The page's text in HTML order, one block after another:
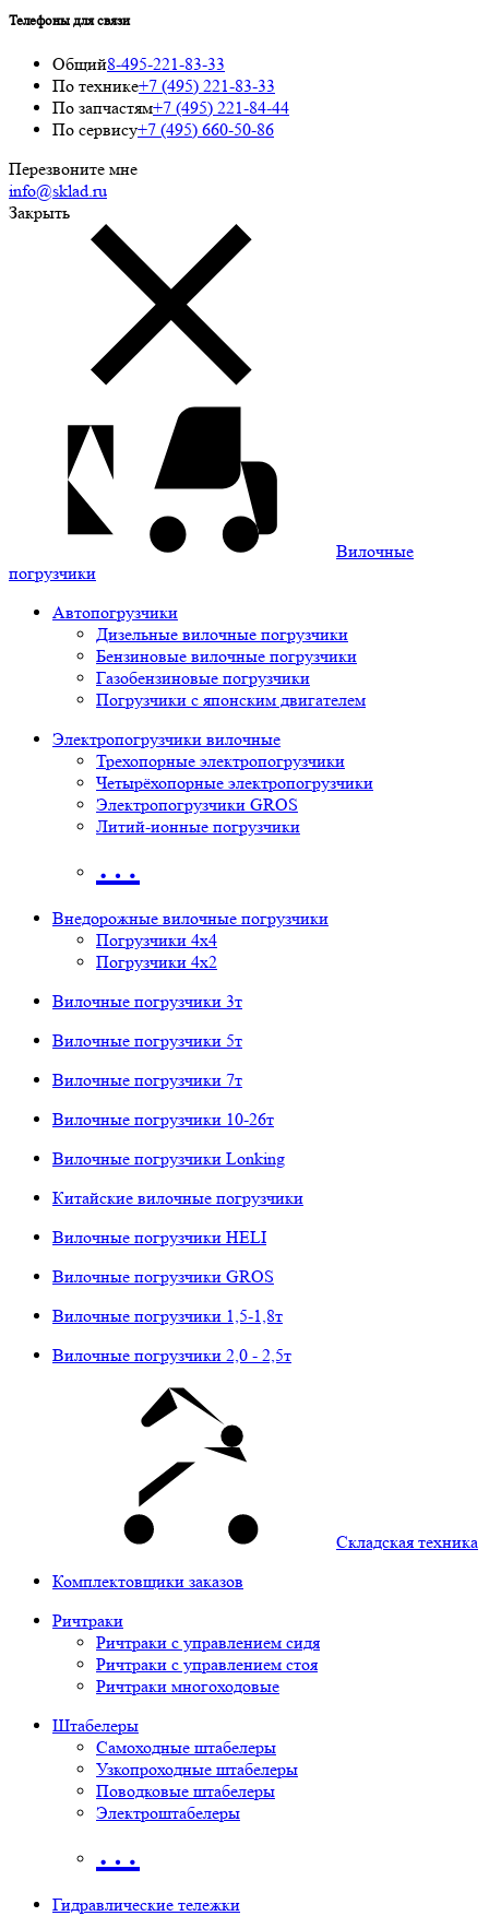
Телефоны для связи
Общий8-495-221-83-33
По технике+7 (495) 221-83-33
По запчастям+7 (495) 221-84-44
По сервису+7 (495) 660-50-86
Перезвоните мне
info@sklad.ru
Закрыть
Вилочные
погрузчики
Автопогрузчики
Дизельные вилочные погрузчики
Бензиновые вилочные погрузчики
Газобензиновые погрузчики
Погрузчики с японским двигателем
Электропогрузчики вилочные
Трехопорные электропогрузчики
Четырёхопорные электропогрузчики
Электропогрузчики GROS
Литий-ионные погрузчики
…
Внедорожные вилочные погрузчики
Погрузчики 4х4
Погрузчики 4х2
Вилочные погрузчики 3т
Вилочные погрузчики 5т
Вилочные погрузчики 7т
Вилочные погрузчики 10-26т
Вилочные погрузчики Lonking
Китайские вилочные погрузчики
Вилочные погрузчики HELI
Вилочные погрузчики GROS
Вилочные погрузчики 1,5-1,8т
Вилочные погрузчики 2,0 - 2,5т
Складская техника
Комплектовщики заказов
Ричтраки
Ричтраки с управлением сидя
Ричтраки с управлением стоя
Ричтраки многоходовые
Штабелеры
Самоходные штабелеры
Узкопроходные штабелеры
Поводковые штабелеры
Электроштабелеры
…
Гидравлические тележки